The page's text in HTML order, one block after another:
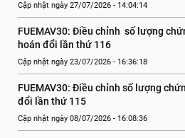
Cập nhật ngày 27/07/2026 - 14:04:14
FUEMAV30: Điều chỉnh  số lượng
hoán đổi lần thứ 116
Cập nhật ngày 23/07/2026 - 16:36:18
FUEMAV30: Điều chỉnh số lượng
đổi lần thứ 115
Cập nhật ngày 08/07/2026 - 16:08:36